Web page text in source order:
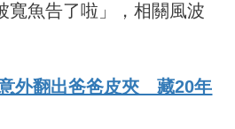
寬魚告了啦」，相關風波
外翻出爸爸皮夾 藏20年